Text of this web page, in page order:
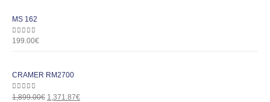
MS 162
0out of 5
199.00€
CRAMER RM2700
0out of 5
1,899.00€ 1,371.87€